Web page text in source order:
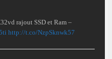
rajout SSD et Ram –
http://t.co/NzpSknwk57